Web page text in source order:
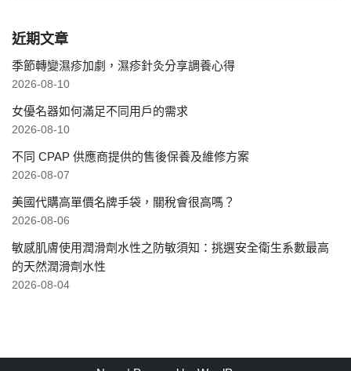
近期文章
季節轉變濕疹加劇，濕疹針灸分享調養心得
2026-08-10
女優名器如何滿足不同用戶的需求
2026-08-10
不同 CPAP 供應商提供的售後保養及維修方案
2026-08-07
美國代購高單價名牌手袋，關稅會很高嗎？
2026-08-06
敏感肌膚使用潤滑劑水性之防敏須知：挑選安全衛生系數最高
的天然潤滑劑水性
2026-08-04